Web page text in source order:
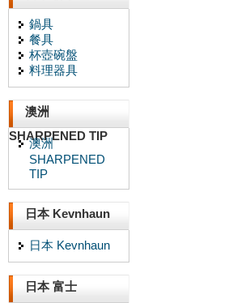
鍋具
餐具
杯壺碗盤
料理器具
澳洲
SHARPENED TIP
澳洲
SHARPENED
TIP
日本 Kevnhaun
日本 Kevnhaun
日本 富士